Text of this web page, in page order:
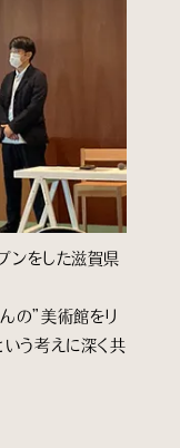
ンをした滋賀県
の”美術館をリ
う考えに深く共